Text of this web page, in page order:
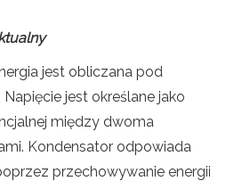
jest obliczana pod
jest określane jako
między dwoma
Kondensator odpowiada
przechowywanie energii